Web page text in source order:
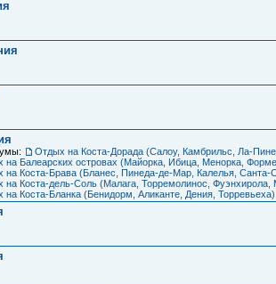
Отдых на Коста-Дорада (Салоу, Камбрильс, Ла-
на Балеарских островах (Майорка, Ибица, Менорка,
на Коста-Брава (Бланес, Пинеда-де-Мар, Калелья, Санта-
на Коста-дель-Соль (Малага, Торремолинос, Фуэнхирола,
на Коста-Бланка (Бенидорм, Аликанте, Дения, Торревьеха)